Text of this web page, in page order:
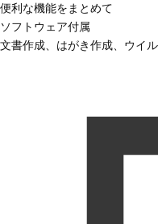
便利な機能をまとめて
ソフトウェア付属
文書作成、はがき作成、ウイ